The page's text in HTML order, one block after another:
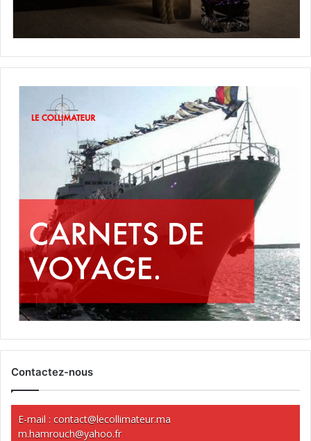
Contactez-nous
E-mail : contact@lecollimateur.ma
m.hamrouch@yahoo.fr